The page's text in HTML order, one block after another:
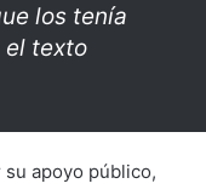
los tenía
el texto
apoyo público,